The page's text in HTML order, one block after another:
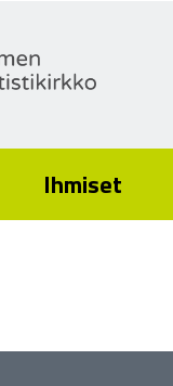
Ihmiset